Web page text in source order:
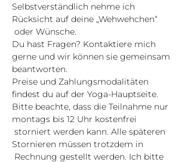
Selbstverständlich nehme ich
Rücksicht auf deine „Wehwehchen“
oder Wünsche.
Du hast Fragen? Kontaktiere mich
gerne und wir können sie gemeinsam
beantworten.
Preise und Zahlungsmodalitäten
findest du auf der Yoga-Hauptseite.
Bitte beachte, dass die Teilnahme nur
montags bis 12 Uhr kostenfrei
storniert werden kann. Alle späteren
Stornieren müssen trotzdem in
Rechnung gestellt werden. Ich bitte